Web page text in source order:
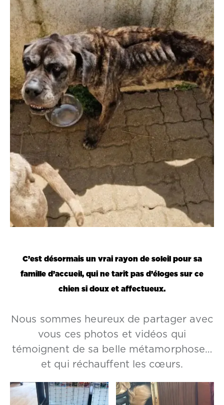
C’est désormais un vrai rayon de soleil pour sa
famille d’accueil, qui ne tarit pas d’éloges sur ce
chien si doux et affectueux.
Nous sommes heureux de partager avec
vous ces photos et vidéos qui
témoignent de sa belle métamorphose…
et qui réchauffent les cœurs.